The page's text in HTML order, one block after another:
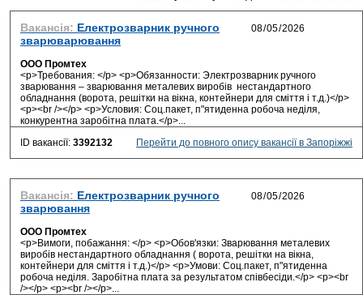
Вакансія: Електрозварник ручного
зварюварювання
ООО Промтех
<p>Требования: </p> <p>Обязанности: Электрозварник ручного
зварювання – зварювання металевих виробів нестандартного
обладнання (ворота, решітки на вікна, контейнери для сміття і т.д.)</p>
<p><br /></p> <p>Условия: Соц.пакет, п"ятиденна робоча неділя,
конкурентна заробітна плата.</p>...
ID вакансії: 3392132 Перейти до повного опису вакансії в Запоріжжі
Вакансія: Електрозварник ручного
зварювання
ООО Промтех
<p>Вимоги, побажання: </p> <p>Обов'язки: Зварювання металевих
виробів нестандартного обладнання ( ворота, решітки на вікна,
контейнери для сміття і т.д.)</p> <p>Умови: Соц.пакет, п"ятиденна
робоча неділя. Заробітна плата за результатом співбесіди.</p> <p><br
/></p> <p><br /></p>...